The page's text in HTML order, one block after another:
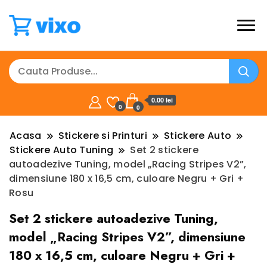
0 0
0.00 lei
Acasa Stickere si Printuri
Stickere Auto
Stickere Auto Tuning
Set 2 stickere
autoadezive Tuning, model „Racing Stripes V2”,
dimensiune 180 x 16,5 cm, culoare Negru + Gri +
Rosu
Set 2 stickere autoadezive Tuning,
model „Racing Stripes V2”, dimensiune
180 x 16,5 cm, culoare Negru + Gri +